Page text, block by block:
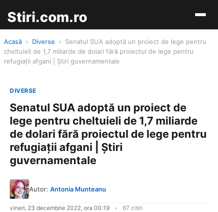
Stiri.com.ro
Acasă › Diverse ›
Senatul SUA adoptă un proiect de lege pentru
cheltuieli de 1,7 miliarde de dolari fără proiectul de lege pentru
refugiații afgani | Știri guvernamentale
DIVERSE
Senatul SUA adoptă un proiect de
lege pentru cheltuieli de 1,7 miliarde
de dolari fără proiectul de lege pentru
refugiații afgani | Știri
guvernamentale
Autor: Antonia Munteanu
vineri, 23 decembrie 2022, ora 00:19 67 citiri